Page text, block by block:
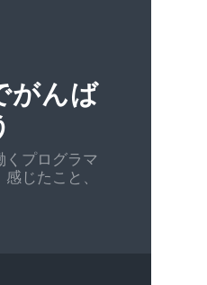
がんば
くプログラマ
じたこと、